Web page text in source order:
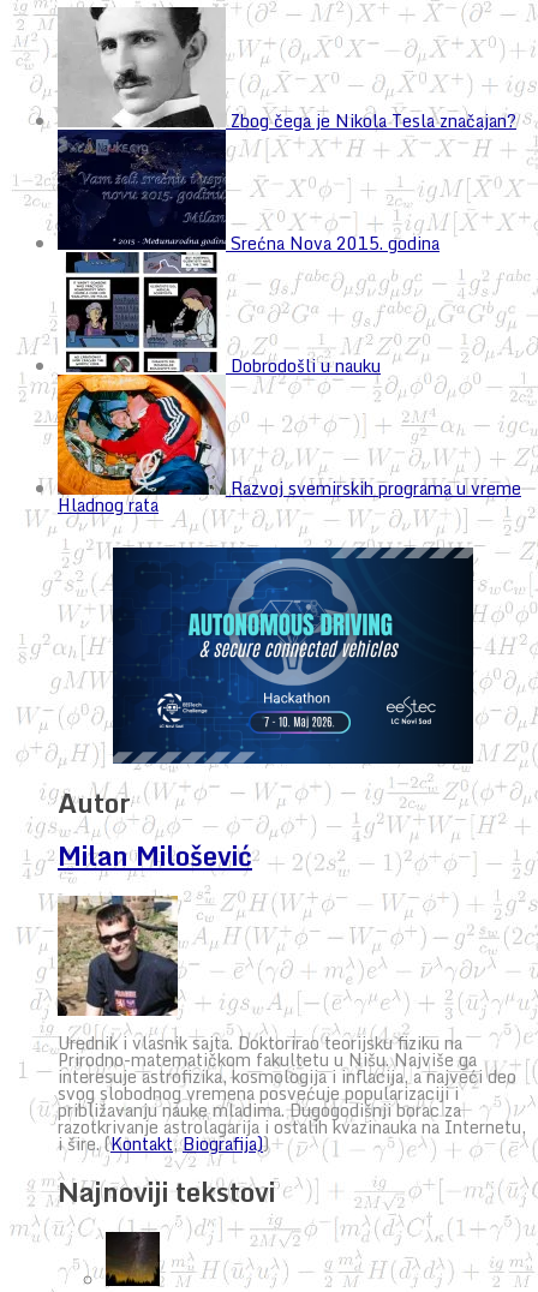
Zbog čega je Nikola Tesla značajan?
Srećna Nova 2015. godina
Dobrodošli u nauku
Razvoj svemirskih programa u vreme
Hladnog rata
Autor
Milan Milošević
Urednik i vlasnik sajta. Doktorirao teorijsku fiziku na
Prirodno-matematičkom fakultetu u Nišu. Najviše ga
interesuje astrofizika, kosmologija i inflacija, a najveći deo
svog slobodnog vremena posvećuje popularizaciji i
približavanju nauke mladima. Dugogodišnji borac za
razotkrivanje astrolagarija i ostalih kvazinauka na Internetu,
i šire. (Kontakt,Biografija))
Najnoviji tekstovi